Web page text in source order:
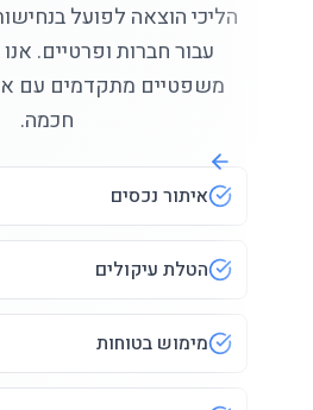
הליכי הוצאה לפועל
עבור חברות ופרטיים.
משפטיים מתקדמים עם
חכמה.
איתור נכסים
הטלת עיקולים
מימוש בטוחות